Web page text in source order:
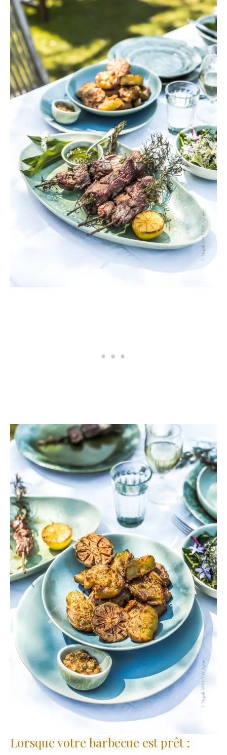
Lorsque votre barbecue est prêt :